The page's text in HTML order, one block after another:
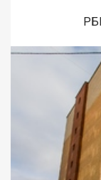
1450 метров
Базаиха с
Сеть пешеходных
всему району. В
дорожка от